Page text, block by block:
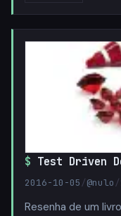
Test Driven
2016-10-05 /@nulo /
Resenha de um